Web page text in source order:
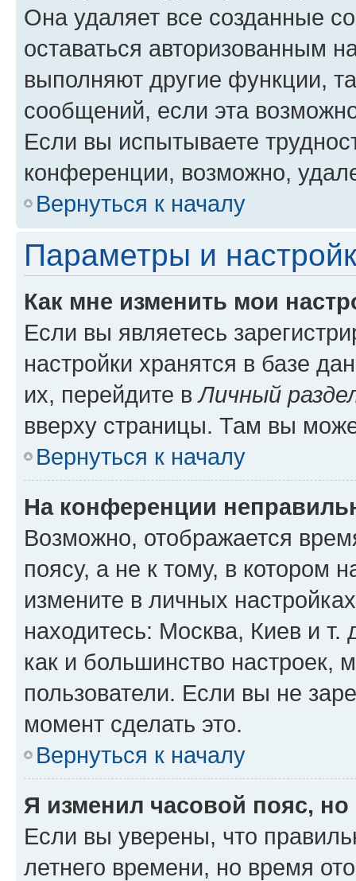
Она удаляет все созданные
оставаться авторизованным
выполняют другие функции,
сообщений, если эта
Если вы испытываете
конференции, возможно,
Вернуться к началу
Параметры и
Как мне изменить мои
Если вы являетесь
настройки хранятся в базе
их, перейдите вЛичный
вверху страницы. Там вы
Вернуться к началу
На конференции
Возможно, отображается
поясу, а не к тому, в котором
измените в личных
находитесь: Москва, Киев и т.
как и большинство настроек,
пользователи. Если вы не
момент сделать это.
Вернуться к началу
Я изменил часовой пояс,
Если вы уверены, что
летнего времени, но время